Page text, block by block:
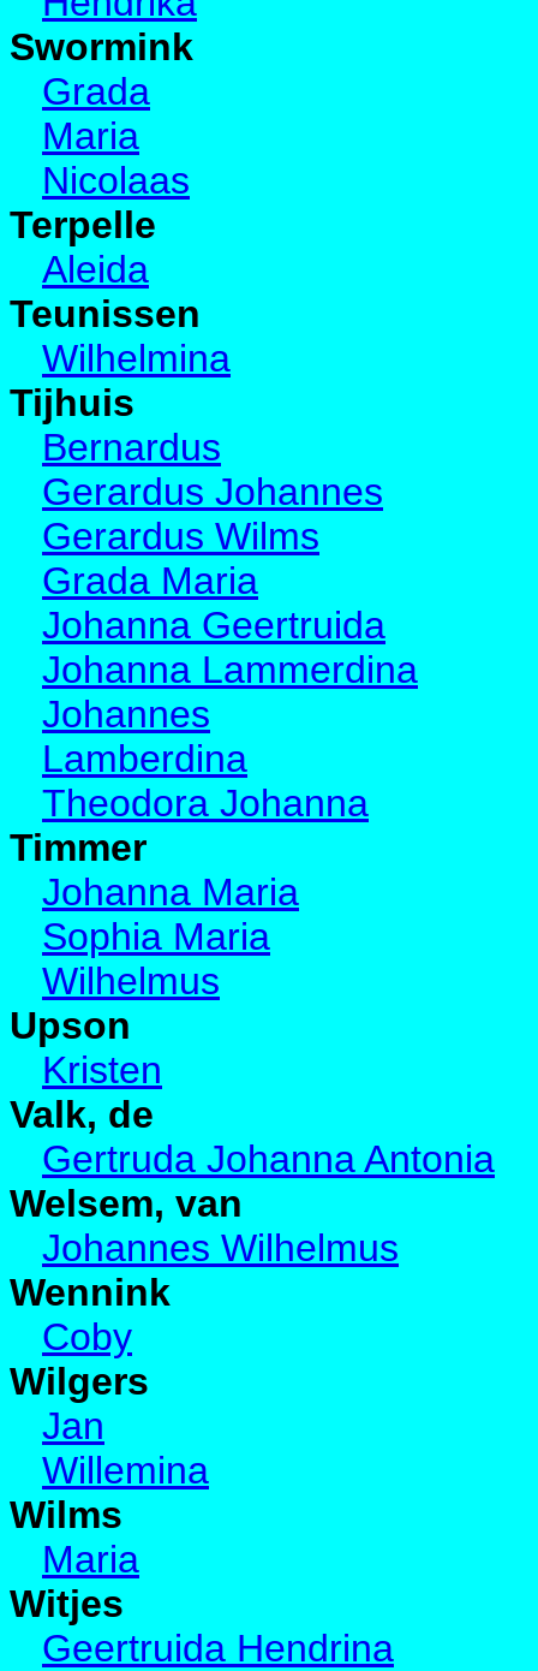
Swormink
Grada
Maria
Nicolaas
Terpelle
Aleida
Teunissen
Wilhelmina
Tijhuis
Bernardus
Gerardus Johannes
Gerardus Wilms
Grada Maria
Johanna Geertruida
Johanna Lammerdina
Johannes
Lamberdina
Theodora Johanna
Timmer
Johanna Maria
Sophia Maria
Wilhelmus
Upson
Kristen
Valk, de
Gertruda Johanna Antonia
Welsem, van
Johannes Wilhelmus
Wennink
Coby
Wilgers
Jan
Willemina
Wilms
Maria
Witjes
Geertruida Hendrina